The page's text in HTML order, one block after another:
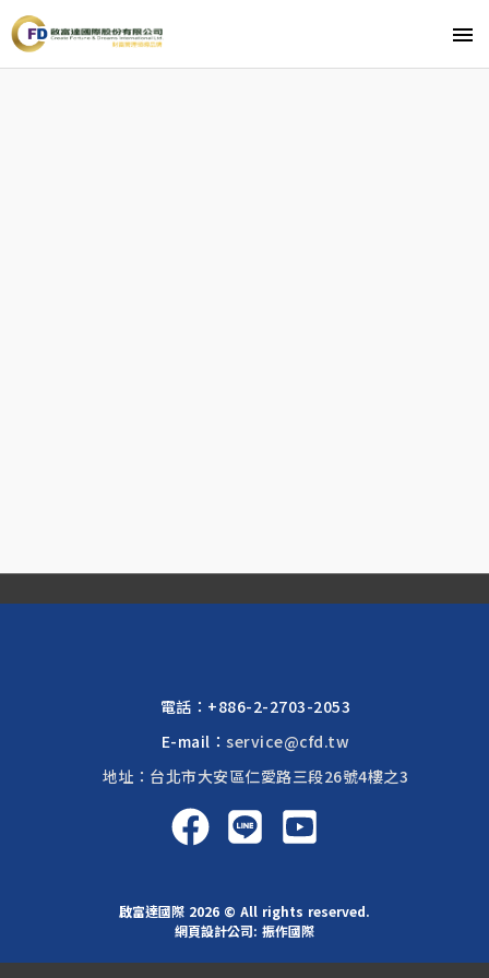
電話： +886-2-2703-2053
E-mail：service@cfd.tw
地址：台北市大安區仁愛路三段26號4樓之3
啟富達國際 2026 © All rights reserved.
網頁設計公司: 振作國際